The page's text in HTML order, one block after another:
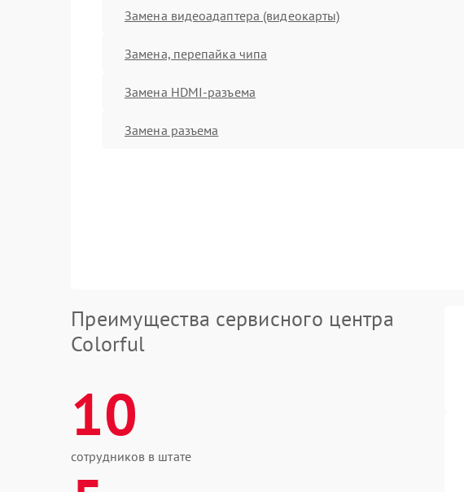
Замена видеоадаптера (видеокарты)
Замена, перепайка чипа
Замена HDMI-разъема
Замена разъема
Преимущества сервисного центра
Colorful
10
сотрудников в штате